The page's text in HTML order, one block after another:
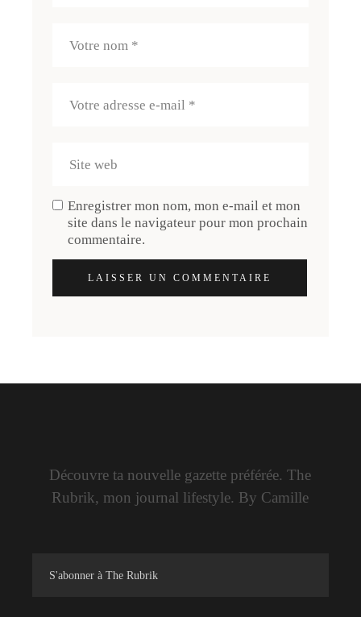
Enregistrer mon nom, mon e-mail et mon
site dans le navigateur pour mon prochain
commentaire.
LAISSER UN COMMENTAIRE
Découvre ta nouvelle gazette préférée. The
Rubrik, mon journal lifestyle. By Camille